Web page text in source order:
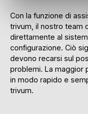
Con la funzione di
trivum, il nostro team
direttamente al
configurazione. Ciò
devono recarsi sul
problemi. La maggior
in modo rapido e
trivum.